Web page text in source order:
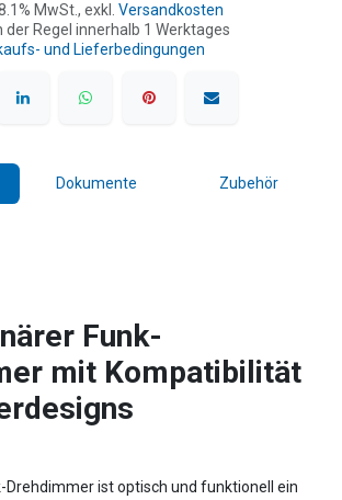
MwSt., exkl. Versandkosten
Regel innerhalb 1 Werktages
und Lieferbedingungen
Dokumente Zubehör
Funk-
mit Kompatibilität
Drehdimmer ist optisch und funktionell ein